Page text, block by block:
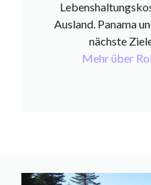
Ausland. Panama
nächste
Mehr über